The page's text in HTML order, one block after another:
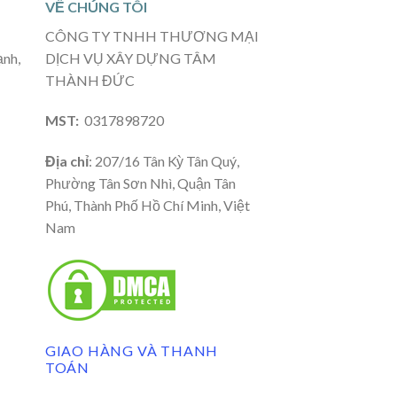
VỀ CHÚNG TÔI
CÔNG TY TNHH THƯƠNG MẠI
DỊCH VỤ XÂY DỰNG TÂM
THÀNH ĐỨC
MST: 0317898720
Địa chỉ: 207/16 Tân Kỳ Tân Quý,
Phường Tân Sơn Nhì, Quận Tân
Phú, Thành Phố Hồ Chí Minh, Việt
Nam
GIAO HÀNG VÀ THANH
TOÁN